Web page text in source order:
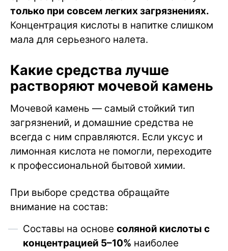
только при совсем легких загрязнениях.
Концентрация кислоты в напитке слишком
мала для серьезного налета.
Какие средства лучше
растворяют мочевой камень
Мочевой камень — самый стойкий тип
загрязнений, и домашние средства не
всегда с ним справляются. Если уксус и
лимонная кислота не помогли, переходите
к профессиональной бытовой химии.
При выборе средства обращайте
внимание на состав:
Составы на основе соляной кислоты с
концентрацией 5–10% наиболее